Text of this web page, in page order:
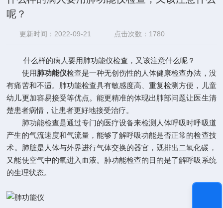
呢？
更新时间：2022-09-21 点击次数：1780
什么样的病人要用肺功能仪检查，又该注意什么呢？
使用肺功能仪检查是一种无创伤性的人体健康检查办法，没
有痛苦和不适。肺功能检查具有敏感度高、重复检测方便，儿童
幼儿更加容易接受等优点。能更精准的体现出肺部问题让医生清
楚患者病情，让患者更好地接受治疗。
肺功能检查是通过专门的医疗设备来检测人体呼吸时呼吸道
产生的气流速度和气流量，能够了解呼吸功能是否正常的检查技
术。肺脏是人体与外界进行气体交换的器官，既排出二氧化碳，
又能使空气中的氧进入血液。肺功能检查的目的是了解呼吸系统
的生理状态。